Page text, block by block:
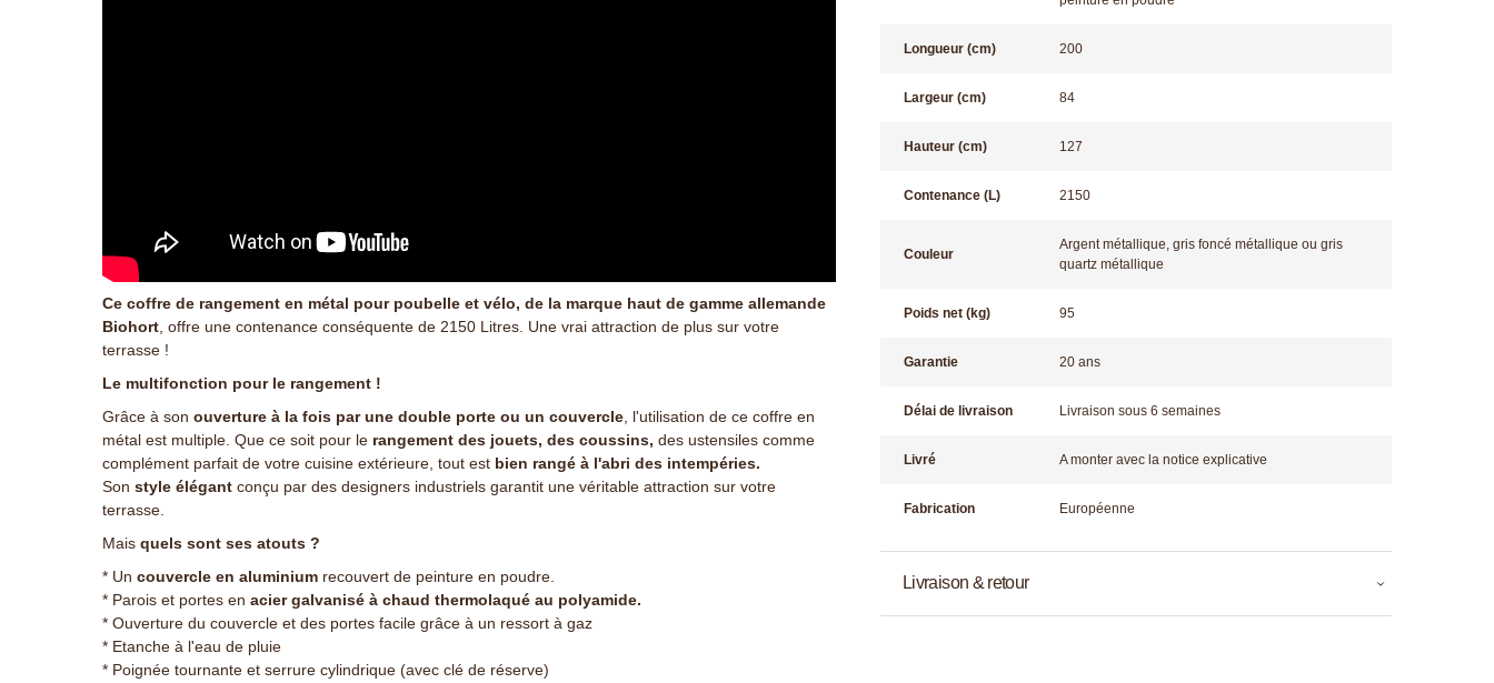
Ce coffre de rangement en métal pour poubelle et vélo, de la marque haut de gamme allemande
Biohort , offre une contenance conséquente de 2150 Litres. Une vrai attraction de plus sur votre
terrasse !
Le multifonction pour le rangement !
Grâce à son ouverture à la fois par une double porte ou un couvercle , l'utilisation de ce coffre en
métal est multiple. Que ce soit pour le rangement des jouets, des coussins, des ustensiles comme
complément parfait de votre cuisine extérieure, tout est bien rangé à l'abri des intempéries.
Son style élégant conçu par des designers industriels garantit une véritable attraction sur votre
terrasse.
Mais quels sont ses atouts ?
* Un couvercle en aluminium recouvert de peinture en poudre.
* Parois et portes en acier galvanisé à chaud thermolaqué au polyamide.
* Ouverture du couvercle et des portes facile grâce à un ressort à gaz
* Etanche à l'eau de pluie
* Poignée tournante et serrure cylindrique (avec clé de réserve)
Longueur (cm) 200
Largeur (cm) 84
Hauteur (cm) 127
Contenance (L) 2150
Couleur
Argent métallique, gris foncé métallique ou gris
quartz métallique
Poids net (kg) 95
Garantie 20 ans
Délai de livraison Livraison sous 6 semaines
Livré A monter avec la notice explicative
Fabrication Européenne
Livraison & retour